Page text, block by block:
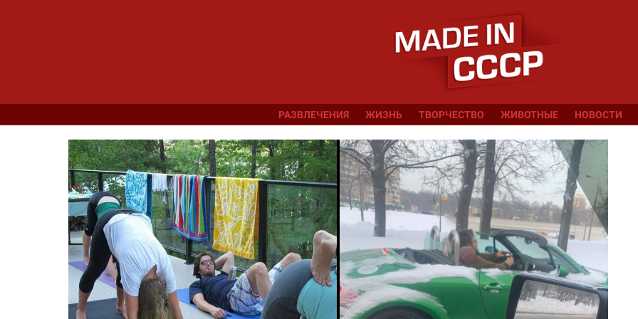
РАЗВЛЕЧЕНИЯ ЖИЗНЬ ТВОРЧЕСТВО ЖИВОТНЫЕ НОВОСТИ